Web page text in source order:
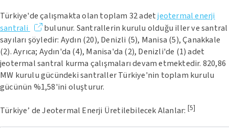
Türkiye'de çalışmakta olan toplam 32 adetjeotermal enerji
santrali
bulunur. Santrallerin kurulu olduğu iller ve santral
sayıları şöyledir: Aydın (20), Denizli (5), Manisa (5), Çanakkale
(2). Ayrıca; Aydın'da (4), Manisa'da (2), Denizli'de (1) adet
jeotermal santral kurma çalışmaları devam etmektedir. 820,86
MW kurulu gücündeki santraller Türkiye'nin toplam kurulu
gücünün %1,58'ini oluşturur.
Türkiye’ de Jeotermal Enerji Üretilebilecek Alanlar: [5]